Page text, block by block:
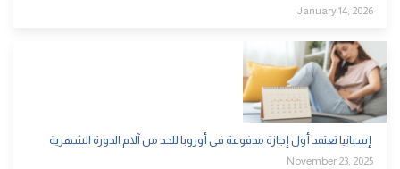
January 14, 2026
إسبانيا تعتمد أول إجازة مدفوعة في أوروبا للحد من آلام الدورة الشهرية
November 23, 2025